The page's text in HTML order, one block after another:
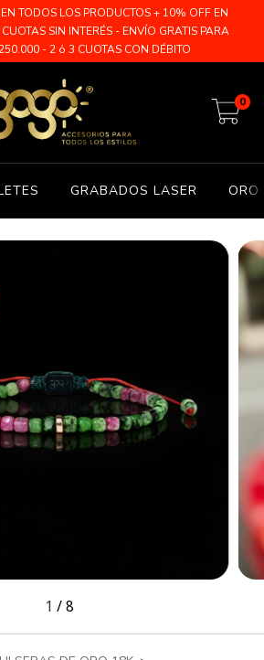
TODOS LOS PRODUCTOS + 10% OFF EN
SIN INTERÉS - ENVÍO GRATIS PARA
- 2 ó 3 CUOTAS CON DÉBITO
0
GRABADOS LASER ORO
1 / 8